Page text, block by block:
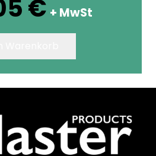
€ + MwSt